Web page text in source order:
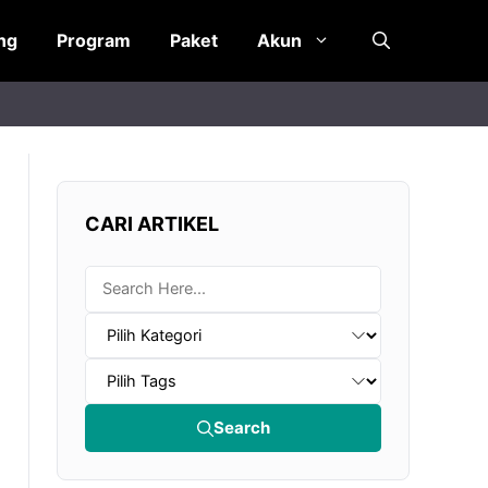
Program Paket Akun
CARI ARTIKEL
Search